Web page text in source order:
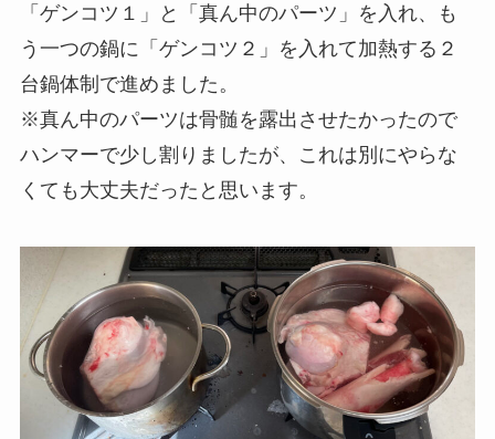
「ゲンコツ１」と「真ん中のパーツ」を入れ、も
う一つの鍋に「ゲンコツ２」を入れて加熱する２
台鍋体制で進めました。
※真ん中のパーツは骨髄を露出させたかったので
ハンマーで少し割りましたが、これは別にやらな
くても大丈夫だったと思います。